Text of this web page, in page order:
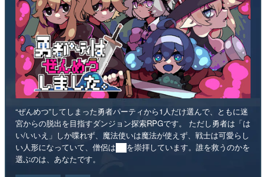
“ぜんめつ”してしまった勇者パーティから1人だけ選んで、ともに迷
宮からの脱出を目指すダンジョン探索RPGです。 ただし勇者は「は
い/いいえ」しか喋れず、魔法使いは魔法が使えず、戦士は可愛らし
い人形になっていて、僧侶は██を崇拝しています。誰を救うのかを
選ぶのは、あなたです。